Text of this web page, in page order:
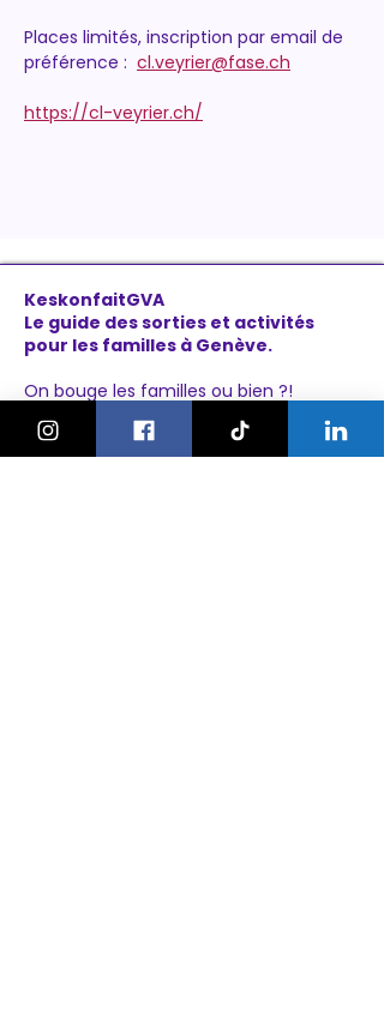
Places limités, inscription par email de
préférence : cl.veyrier@fase.ch
https://cl-veyrier.ch/
KeskonfaitGVA
Le guide des sorties et activités
pour les familles à Genève.
On bouge les familles ou bien ?!
Newsletter
Instagram